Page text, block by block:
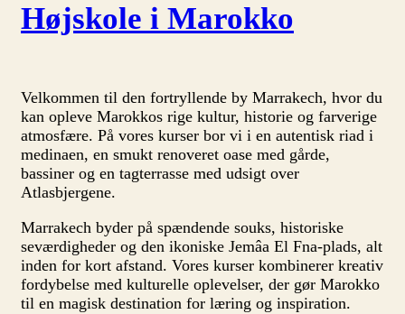
Højskole i Marokko
Velkommen til den fortryllende by Marrakech, hvor du
kan opleve Marokkos rige kultur, historie og farverige
atmosfære. På vores kurser bor vi i en autentisk riad i
medinaen, en smukt renoveret oase med gårde,
bassiner og en tagterrasse med udsigt over
Atlasbjergene.
Marrakech byder på spændende souks, historiske
seværdigheder og den ikoniske Jemâa El Fna-plads, alt
inden for kort afstand. Vores kurser kombinerer kreativ
fordybelse med kulturelle oplevelser, der gør Marokko
til en magisk destination for læring og inspiration.